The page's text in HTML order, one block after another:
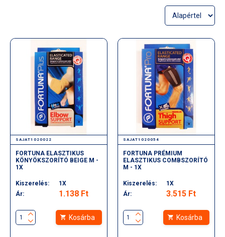
SAJAT1020022
FORTUNA ELASZTIKUS
KÖNYÖKSZORÍTÓ BEIGE M -
1X
Kiszerelés:
1X
Ár:
1.138 Ft
Kosárba
SAJAT1020054
FORTUNA PRÉMIUM
ELASZTIKUS COMBSZORÍTÓ
M - 1X
Kiszerelés:
1X
Ár:
3.515 Ft
Kosárba